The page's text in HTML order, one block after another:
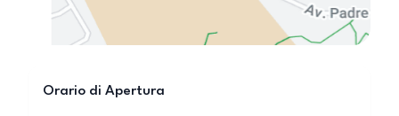
Orario di Apertura